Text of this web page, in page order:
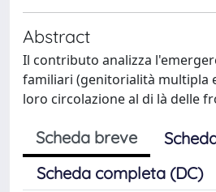
Abstract
Il contributo analizza
familiari (genitorialità multipla
loro circolazione al di là delle
Scheda breve
Scheda completa (DC)